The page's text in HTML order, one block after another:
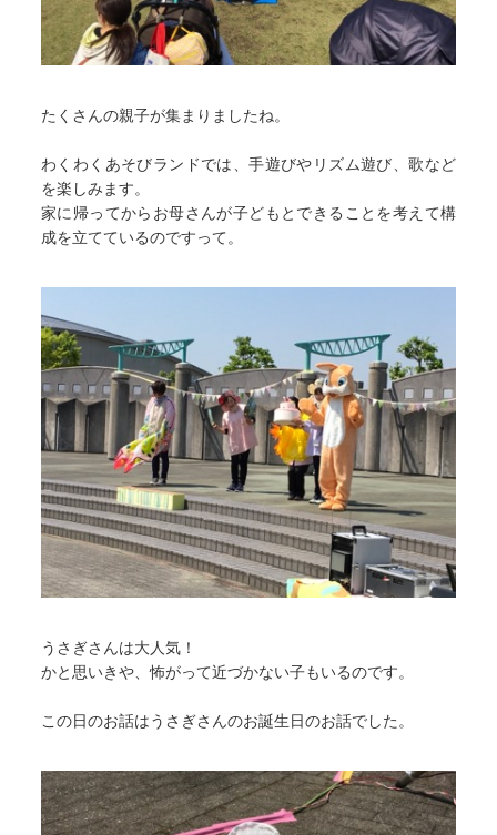
たくさんの親子が集まりましたね。
わくわくあそびランドでは、手遊びやリズム遊び、歌など
を楽しみます。
家に帰ってからお母さんが子どもとできることを考えて構
成を立てているのですって。
うさぎさんは大人気！
かと思いきや、怖がって近づかない子もいるのです。
この日のお話はうさぎさんのお誕生日のお話でした。